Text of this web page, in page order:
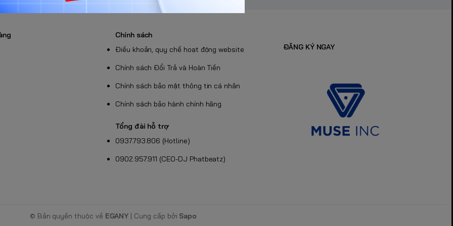
định.
do tác động ngoại lực.
khả kháng khác.
quản kém hoặc vận chuyển không đúng
thích
rõ nguồn gốc hoặc không tương thích.
vỏ máy, nút vặn, dây loa, mặt lưới loa, đệm
gập, va chạm...
Chính sách
Điều khoản, quy chế hoạt động website
Chính sách Đổi Trả và Hoàn Tiền
Chính sách bảo mật thông tin cá nhân
Chính sách bảo hành chính hãng
Tổng đài hỗ trợ
0937.793.806 (Hotline)
0902.957.911 (CEO-DJ Phatbeatz)
ĐĂNG KÝ NGAY
© Bản quyền thuộc về EGANY | Cung cấp bởi Sapo